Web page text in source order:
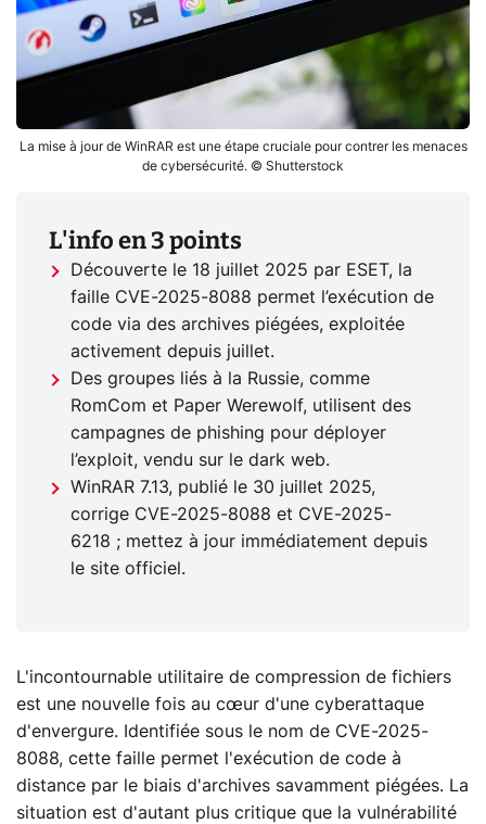
La mise à jour de WinRAR est une étape cruciale pour contrer les menaces
de cybersécurité. © Shutterstock
L'info en 3 points
Découverte le 18 juillet 2025 par ESET, la
faille CVE-2025-8088 permet l’exécution de
code via des archives piégées, exploitée
activement depuis juillet.
Des groupes liés à la Russie, comme
RomCom et Paper Werewolf, utilisent des
campagnes de phishing pour déployer
l’exploit, vendu sur le dark web.
WinRAR 7.13, publié le 30 juillet 2025,
corrige CVE-2025-8088 et CVE-2025-
6218 ; mettez à jour immédiatement depuis
le site officiel.
L'incontournable utilitaire de compression de fichiers
est une nouvelle fois au cœur d'une cyberattaque
d'envergure. Identifiée sous le nom de CVE-2025-
8088, cette faille permet l'exécution de code à
distance par le biais d'archives savamment piégées. La
situation est d'autant plus critique que la vulnérabilité